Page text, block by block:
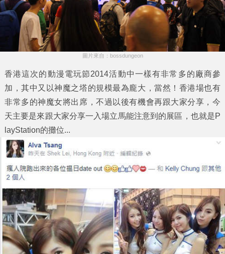
圖片來自：bossdungeon
香港這次的動漫電玩節2014活動中一樣有非常多的廠商參
加，其中又以神魔之塔的規模最為龐大，當然！香港場也有
非常多的神魔女將出席，不過以後有機會再跟大家分享，今
天主要是來跟大家分享一入場立馬能注意到的展區，也就是P
layStation的攤位...